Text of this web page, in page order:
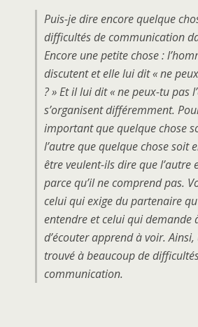
Puis-je dire encore quelque
difficultés de communication
Encore une petite chose :
discutent et elle lui dit « ne
? » Et il lui dit « ne peux-tu pas
s’organisent différemment.
important que quelque chose
l’autre que quelque chose soit
être veulent-ils dire que l’autre
parce qu’il ne comprend pas.
celui qui exige du partenaire
entendre et celui qui demande
d’écouter apprend à voir.
trouvé à beaucoup de
communication.